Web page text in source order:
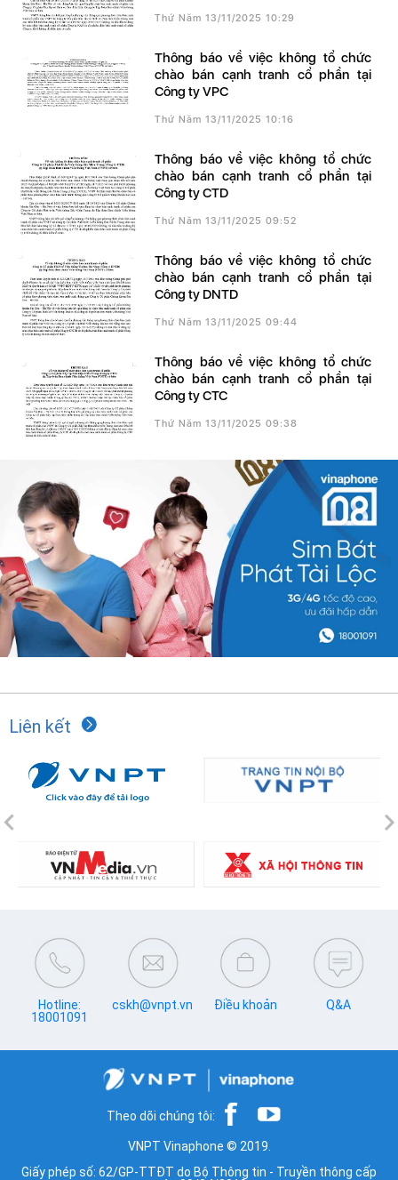
Thứ Năm 13/11/2025 10:29
Thông báo về việc không tổ chức
chào bán cạnh tranh cổ phần tại
Công ty VPC
Thứ Năm 13/11/2025 10:16
Thông báo về việc không tổ chức
chào bán cạnh tranh cổ phần tại
Công ty CTD
Thứ Năm 13/11/2025 09:52
Thông báo về việc không tổ chức
chào bán cạnh tranh cổ phần tại
Công ty DNTD
Thứ Năm 13/11/2025 09:44
Thông báo về việc không tổ chức
chào bán cạnh tranh cổ phần tại
Công ty CTC
Thứ Năm 13/11/2025 09:38
Liên kết
Previous
Hotline:
18001091
cskh@vnpt.vn Điều khoản Q&A
Theo dõi chúng tôi:
VNPT Vinaphone © 2019.
Giấy phép số: 62/GP-TTĐT do Bộ Thông tin - Truyền thông cấp